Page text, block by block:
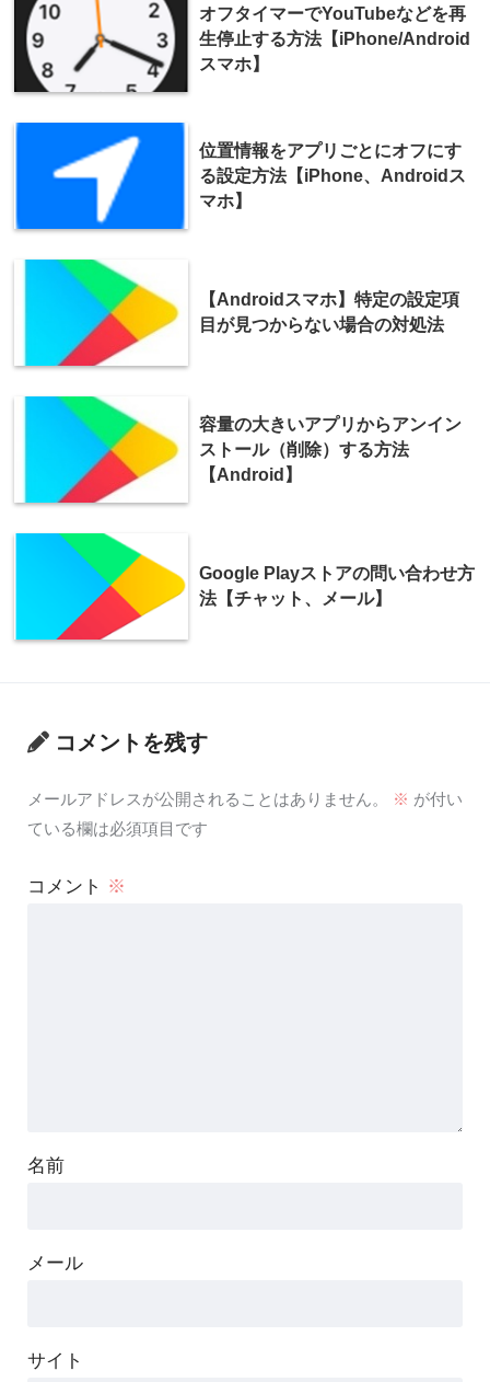
オフタイマーでYouTubeなどを再
生停止する方法【iPhone/Android
スマホ】
位置情報をアプリごとにオフにす
る設定方法【iPhone、Androidス
マホ】
【Androidスマホ】特定の設定項
目が見つからない場合の対処法
容量の大きいアプリからアンイン
ストール（削除）する方法
【Android】
Google Playストアの問い合わせ方
法【チャット、メール】
コメントを残す
メールアドレスが公開されることはありません。 ※ が付い
ている欄は必須項目です
コメント ※
名前
メール
サイト